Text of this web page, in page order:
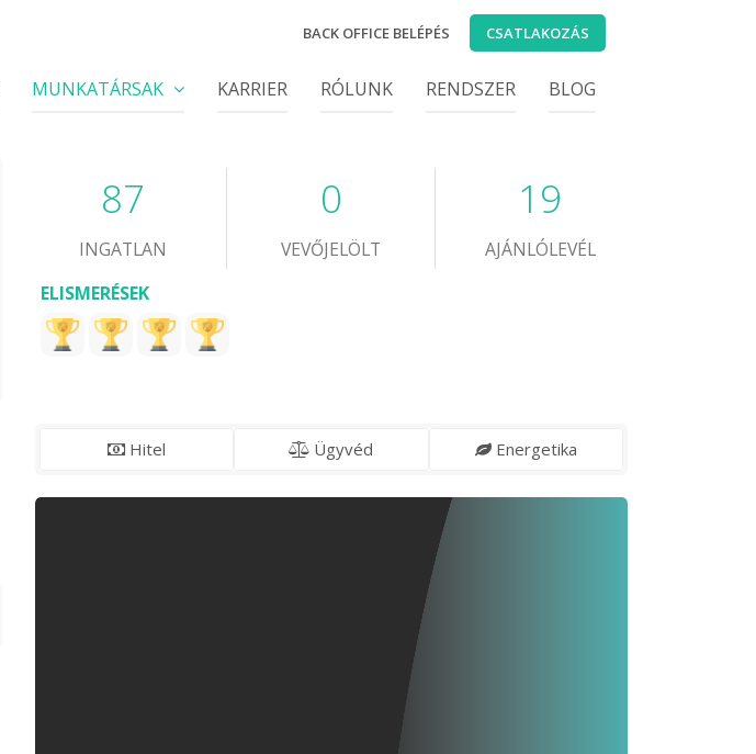
BACK OFFICE BELÉPÉS CSATLAKOZÁS
MUNKATÁRSAK KARRIER RÓLUNK RENDSZER BLOG
87
INGATLAN
0
VEVŐJELÖLT
19
AJÁNLÓLEVÉL
ELISMERÉSEK
Hitel Ügyvéd Energetika